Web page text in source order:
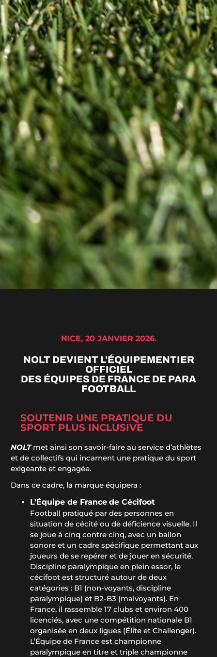
NICE, 20 JANVIER 2026.
NOLT DEVIENT L'ÉQUIPEMENTIER
OFFICIEL
DES ÉQUIPES DE FRANCE DE PARA
FOOTBALL
SOUTENIR UNE PRATIQUE DU
SPORT PLUS INCLUSIVE
NOLTmet ainsi son savoir-faire au service d’athlètes
et de collectifs qui incarnent une pratique du sport
exigeante et engagée.
Dans ce cadre, la marque équipera :
L’Équipe de France de Cécifoot
Football pratiqué par des personnes en
situation de cécité ou de déficience visuelle. Il
se joue à cinq contre cinq, avec un ballon
sonore et un cadre spécifique permettant aux
joueurs de se repérer et de jouer en sécurité.
Discipline paralympique en plein essor, le
cécifoot est structuré autour de deux
catégories : B1 (non-voyants, discipline
paralympique) et B2-B3 (malvoyants). En
France, il rassemble 17 clubs et environ 400
licenciés, avec une compétition nationale B1
organisée en deux ligues (Élite et Challenger).
L’Équipe de France est championne
paralympique en titre et triple championne